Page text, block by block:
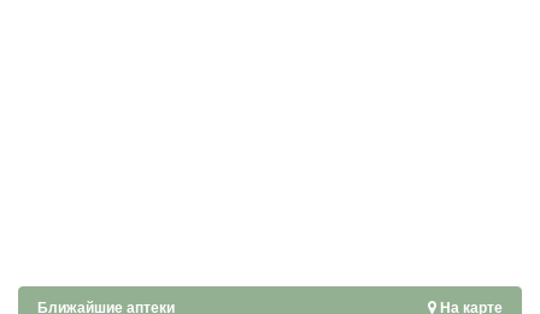
Ближайшие аптеки На карте